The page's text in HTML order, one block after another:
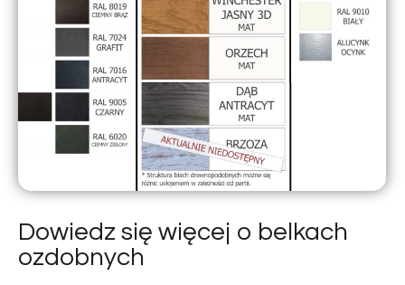
Dowiedz się więcej o belkach
ozdobnych